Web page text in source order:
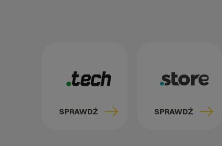
SPRAWDŹ SPRAWDŹ